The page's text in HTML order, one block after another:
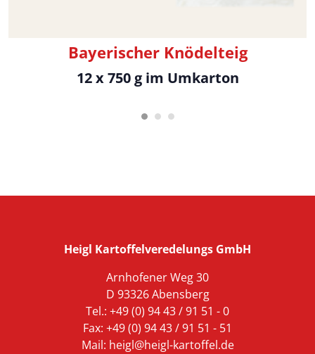
Bayerischer Knödelteig
12 x 750 g im Umkarton
Heigl Kartoffelveredelungs GmbH
Arnhofener Weg 30
D 93326 Abensberg
Tel.: +49 (0) 94 43 / 91 51 - 0
Fax: +49 (0) 94 43 / 91 51 - 51
Mail: heigl@heigl-kartoffel.de